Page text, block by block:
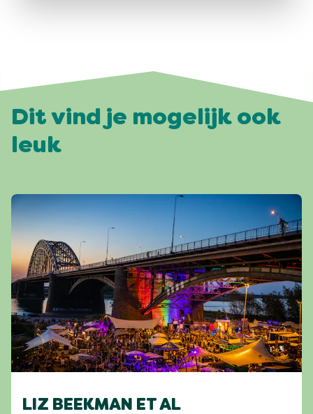
Dit vind je mogelijk ook
leuk
LIZ BEEKMAN ET AL